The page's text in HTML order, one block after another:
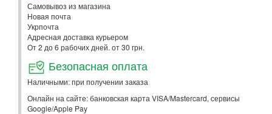
Самовывоз из магазина
Новая почта
Укрпочта
Адресная доставка курьером
От 2 до 6 рабочих дней. от 30 грн.
Безопасная оплата
Наличными: при получении заказа
Онлайн на сайте: банковская карта VISA/Mastercard, сервисы
Google/Apple Pay